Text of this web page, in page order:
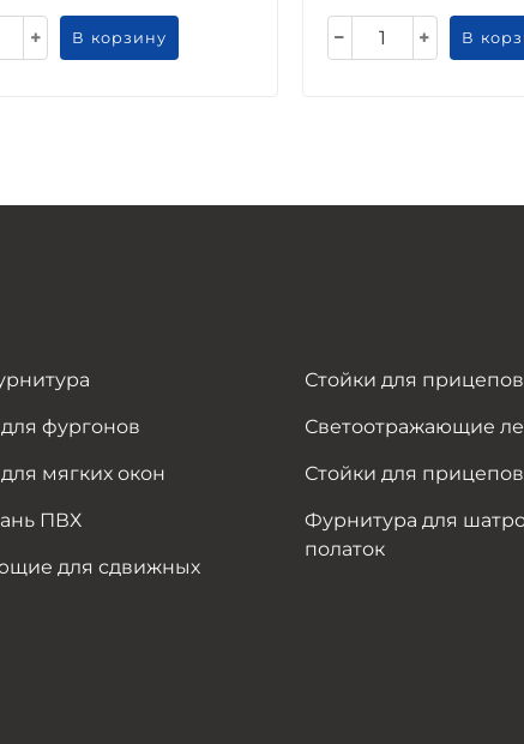
В корзину В
фургонов
мягких окон
ПВХ
для сдвижных
Стойки для прицепов
Светоотражающие
Стойки для прицепов
Фурнитура для
полаток